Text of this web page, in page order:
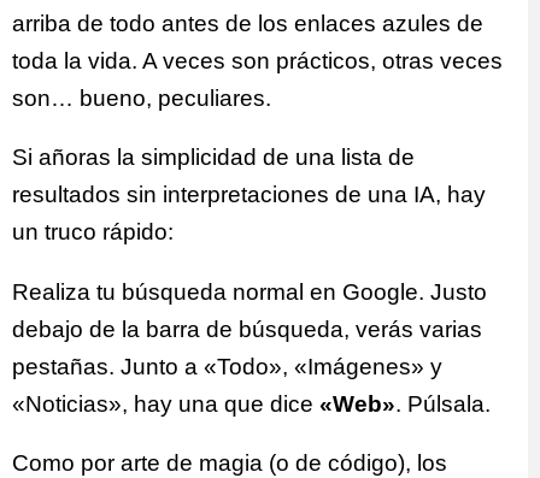
arriba de todo antes de los enlaces azules de
toda la vida. A veces son prácticos, otras veces
son… bueno, peculiares.
Si añoras la simplicidad de una lista de
resultados sin interpretaciones de una IA, hay
un truco rápido:
Realiza tu búsqueda normal en Google. Justo
debajo de la barra de búsqueda, verás varias
pestañas. Junto a «Todo», «Imágenes» y
«Noticias», hay una que dice «Web». Púlsala.
Como por arte de magia (o de código), los